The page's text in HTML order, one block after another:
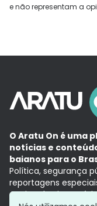
e não representam a
O Aratu On é uma
notícias e
baianos para o
Política, segurança
reportagens
Aqui, tudo vira